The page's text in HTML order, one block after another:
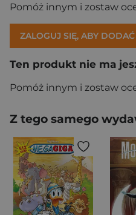
Pomóż innym i zostaw
ZALOGUJ SIĘ, ABY
Ten produkt nie ma
Pomóż innym i zostaw
Z tego samego